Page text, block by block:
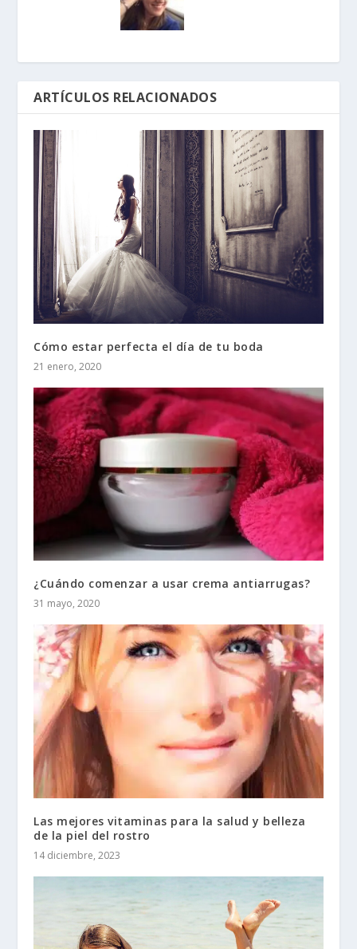
ARTÍCULOS RELACIONADOS
Cómo estar perfecta el día de tu boda
21 enero, 2020
¿Cuándo comenzar a usar crema antiarrugas?
31 mayo, 2020
Las mejores vitaminas para la salud y belleza
de la piel del rostro
14 diciembre, 2023